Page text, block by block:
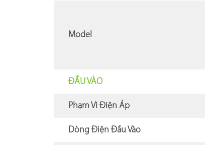
Model
ĐẦU VÀO
Phạm Vi Điện Áp
Dòng Điện Đầu Vào